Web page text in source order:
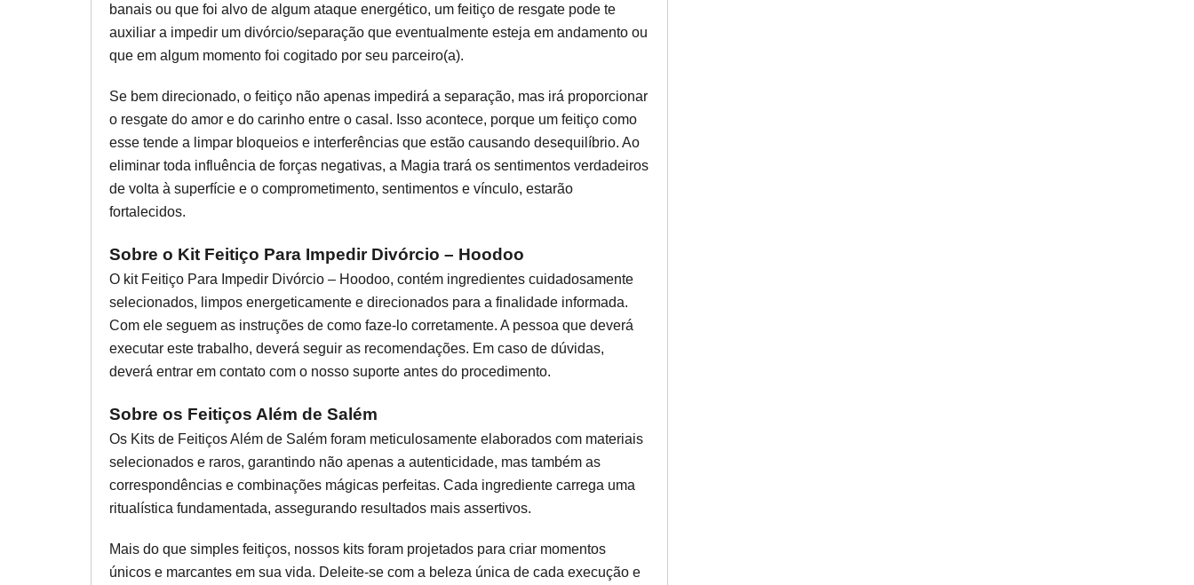
banais ou que foi alvo de algum ataque energético, um feitiço de resgate pode te
auxiliar a impedir um divórcio/separação que eventualmente esteja em andamento ou
que em algum momento foi cogitado por seu parceiro(a).
Se bem direcionado, o feitiço não apenas impedirá a separação, mas irá proporcionar
o resgate do amor e do carinho entre o casal. Isso acontece, porque um feitiço como
esse tende a limpar bloqueios e interferências que estão causando desequilíbrio. Ao
eliminar toda influência de forças negativas, a Magia trará os sentimentos verdadeiros
de volta à superfície e o comprometimento, sentimentos e vínculo, estarão
fortalecidos.
Sobre o Kit Feitiço Para Impedir Divórcio – Hoodoo
O kit Feitiço Para Impedir Divórcio – Hoodoo, contém ingredientes cuidadosamente
selecionados, limpos energeticamente e direcionados para a finalidade informada.
Com ele seguem as instruções de como faze-lo corretamente. A pessoa que deverá
executar este trabalho, deverá seguir as recomendações. Em caso de dúvidas,
deverá entrar em contato com o nosso suporte antes do procedimento.
Sobre os Feitiços Além de Salém
Os Kits de Feitiços Além de Salém foram meticulosamente elaborados com materiais
selecionados e raros, garantindo não apenas a autenticidade, mas também as
correspondências e combinações mágicas perfeitas. Cada ingrediente carrega uma
ritualística fundamentada, assegurando resultados mais assertivos.
Mais do que simples feitiços, nossos kits foram projetados para criar momentos
únicos e marcantes em sua vida. Deleite-se com a beleza única de cada execução e